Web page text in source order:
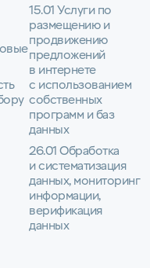
15.01 Услуги по
размещению и
продвижению
предложений
в интернете
с использованием
собственных
программ и баз
данных
26.01 Обработка
и систематизация
данных, мониторинг
информации,
верификация
данных